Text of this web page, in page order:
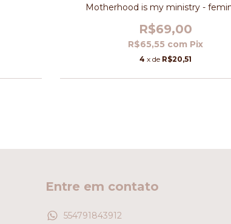
Motherhood is my ministry -
R$69,00
R$65,55 com Pix
4 x de R$20,51
Entre em contato
554791843912